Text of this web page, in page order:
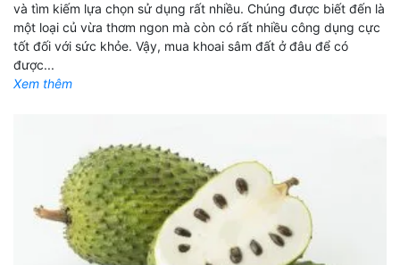
và tìm kiếm lựa chọn sử dụng rất nhiều. Chúng được biết đến là
một loại củ vừa thơm ngon mà còn có rất nhiều công dụng cực
tốt đối với sức khỏe. Vậy, mua khoai sâm đất ở đâu để có
được...
Xem thêm